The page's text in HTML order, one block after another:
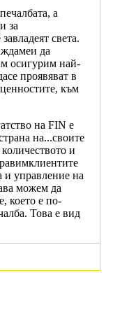
а
за
света.
и да
осигурим най-
се проявяват в
към
на FIN е
на...своите
и
клиентите
и управление на
можем да
което е по-
Това е вид